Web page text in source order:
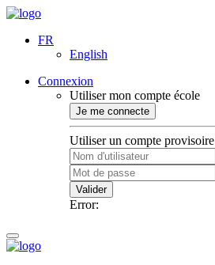
FR
English
Connexion
Utiliser mon compte école
Je me connecte
Utiliser un compte provisoire
Valider
Error: